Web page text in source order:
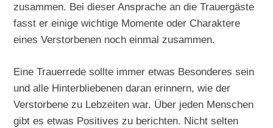
zusammen. Bei dieser Ansprache an die Trauergäste
fasst er einige wichtige Momente oder Charaktere
eines Verstorbenen noch einmal zusammen.
Eine Trauerrede sollte immer etwas Besonderes sein
und alle Hinterbliebenen daran erinnern, wie der
Verstorbene zu Lebzeiten war. Über jeden Menschen
gibt es etwas Positives zu berichten. Nicht selten